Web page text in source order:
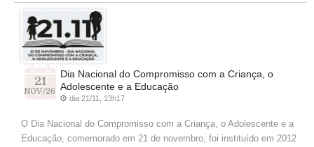
21
NOV/26
Dia Nacional do Compromisso com a Criança, o
Adolescente e a Educação
dia 21/11, 13h17
O Dia Nacional do Compromisso com a Criança, o Adolescente e a
Educação, comemorado em 21 de novembro, foi instituído em 2012